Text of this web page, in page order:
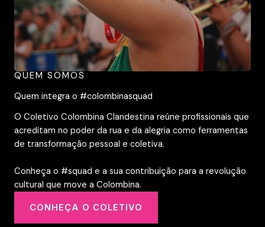
QUEM SOMOS
Quem integra o #colombinasquad
O Coletivo Colombina Clandestina reúne profissionais que
acreditam no poder da rua e da alegria como ferramentas
de transformação pessoal e coletiva.
Conheça o #squad e a sua contribuição para a revolução
cultural que move a Colombina.
CONHEÇA O COLETIVO